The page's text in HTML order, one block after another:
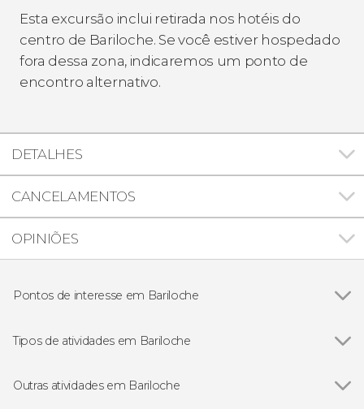
Esta excursão inclui retirada nos hotéis do
centro de Bariloche. Se você estiver hospedado
fora dessa zona, indicaremos um ponto de
encontro alternativo.
DETALHES
CANCELAMENTOS
OPINIÕES
Pontos de interesse em Bariloche
Tipos de atividades em Bariloche
Visitas guiadas e free tours
Outras atividades em Bariloche